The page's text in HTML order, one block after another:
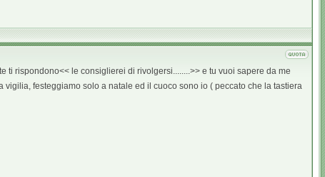
ti rispondono<< le consiglierei di rivolgersi........>> e tu vuoi sapere da me
festeggiamo solo a natale ed il cuoco sono io ( peccato che la tastiera